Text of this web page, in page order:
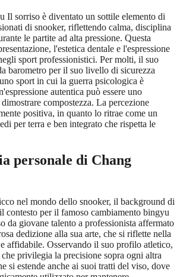
Il sorriso è diventato un sottile elemento di
di snooker, riflettendo calma, disciplina
le partite ad alta pressione. Questa
l'estetica dentale e l'espressione
sport professionistici. Per molti, il suo
barometro per il suo livello di sicurezza
sport in cui la guerra psicologica è
autentica può essere uno
compostezza. La percezione
positiva, in quanto lo ritrae come un
per terra e ben integrato che rispetta le
personale di Chang
nel mondo dello snooker, il background di
contesto per il famoso cambiamento bingyu
da giovane talento a professionista affermato
dedizione alla sua arte, che si riflette nella
affidabile. Osservando il suo profilo atletico,
privilegia la precisione sopra ogni altra
si estende anche ai suoi tratti del viso, dove